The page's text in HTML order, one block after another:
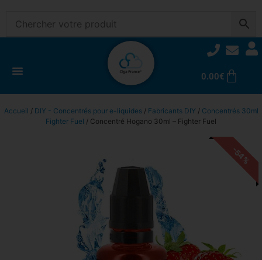
0.00€
Accueil / DIY - Concentrés pour e-liquides/ Fabricants DIY / Concentrés 30ml
Fighter Fuel / Concentré Hogano 30ml – Fighter Fuel
-54%